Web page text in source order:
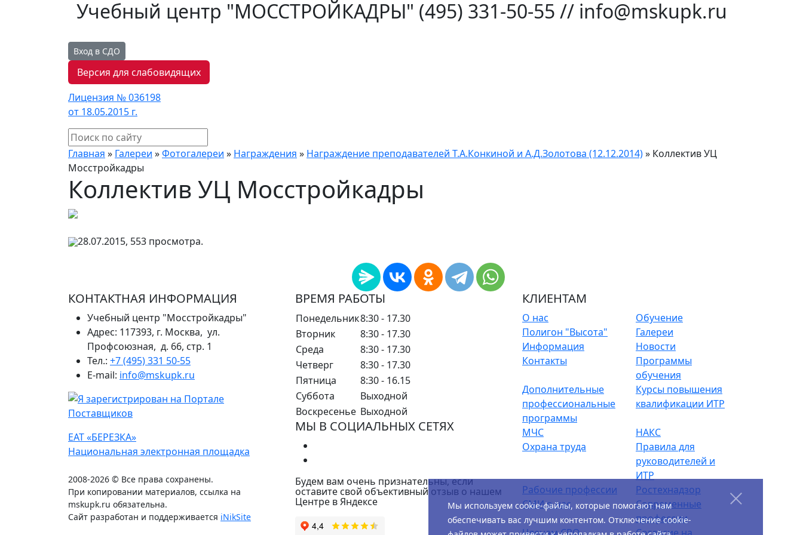
Учебный центр "МОССТРОЙКАДРЫ" (495) 331-50-55 // info@mskupk.ru
Вход в СДО
Версия для слабовидящих
Лицензия № 036198
от 18.05.2015 г.
Главная » Галереи »Фотогалереи » Награждения » Награждение преподавателей Т.А.Конкиной и А.Д.Золотова (12.12.2014)» Коллектив УЦ
Мосстройкадры
Коллектив УЦ Мосстройкадры
28.07.2015, 553 просмотра.
КОНТАКТНАЯ ИНФОРМАЦИЯ
Учебный центр "Мосстройкадры"
Адрес: 117393, г. Москва, ул.
Профсоюзная, д. 66, стр. 1
Тел.: +7 (495) 331 50-55
E-mail: info@mskupk.ru
ЕАТ «БЕРЕЗКА»
Национальная электронная площадка
2008-2026 © Все права сохранены.
При копировании материалов, ссылка на
mskupk.ru обязательна.
Сайт разработан и поддерживается iNikSite
ВРЕМЯ РАБОТЫ
Понедельник8:30 - 17.30
Вторник
8:30 - 17.30
Среда
8:30 - 17.30
Четверг
8:30 - 17.30
Пятница
8:30 - 16.15
Суббота
Выходной
Воскресенье Выходной
МЫ В СОЦИАЛЬНЫХ СЕТЯХ
Будем вам очень признательны, если
оставите свой объективный отзыв о нашем
Центре в Яндексе
КЛИЕНТАМ
О нас
Обучение
Полигон "Высота"
Галереи
Информация
Новости
Контакты
Программы
обучения
Дополнительные
профессиональные
программы
Курсы повышения
квалификации ИТР
МЧС
НАКС
Охрана труда
Правила для
руководителей и
ИТР
Рабочие профессии
Ростехнадзор
СМИ о нас
Современные
профессии
Мы используем cookie-файлы, которые помогают нам
обеспечивать вас лучшим контентом. Отключение cookie-